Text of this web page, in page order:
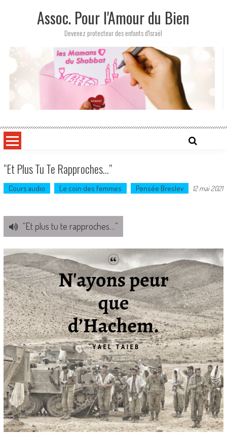
Assoc. Pour l'Amour du Bien
Devenez protecteur des enfants d'Israël
“Et Plus Tu Te Rapproches…”
Cours audio Le coin des femmes Pensée Breslev 12 mai 2021
“Et plus tu te rapproches…”